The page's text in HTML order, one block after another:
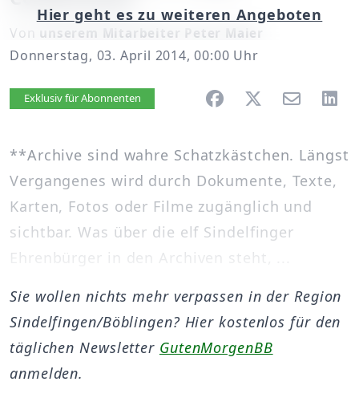
Von unserem Mitarbeiter Peter Maier
Donnerstag, 03. April 2014, 00:00 Uhr
Artikel vorlesen
Exklusiv für Abonnenten
**Archive sind wahre Schatzkästchen. Längst
Vergangenes wird durch Dokumente, Texte,
Karten, Fotos oder Filme zugänglich und
sichtbar. Was über die elf Sindelfinger
Ehrenbürger in den Archiven steht, ...
Hier geht es zu weiteren Angeboten
Sie wollen nichts mehr verpassen in der Region
Sindelfingen/Böblingen? Hier kostenlos für den
täglichen Newsletter GutenMorgenBB
anmelden.